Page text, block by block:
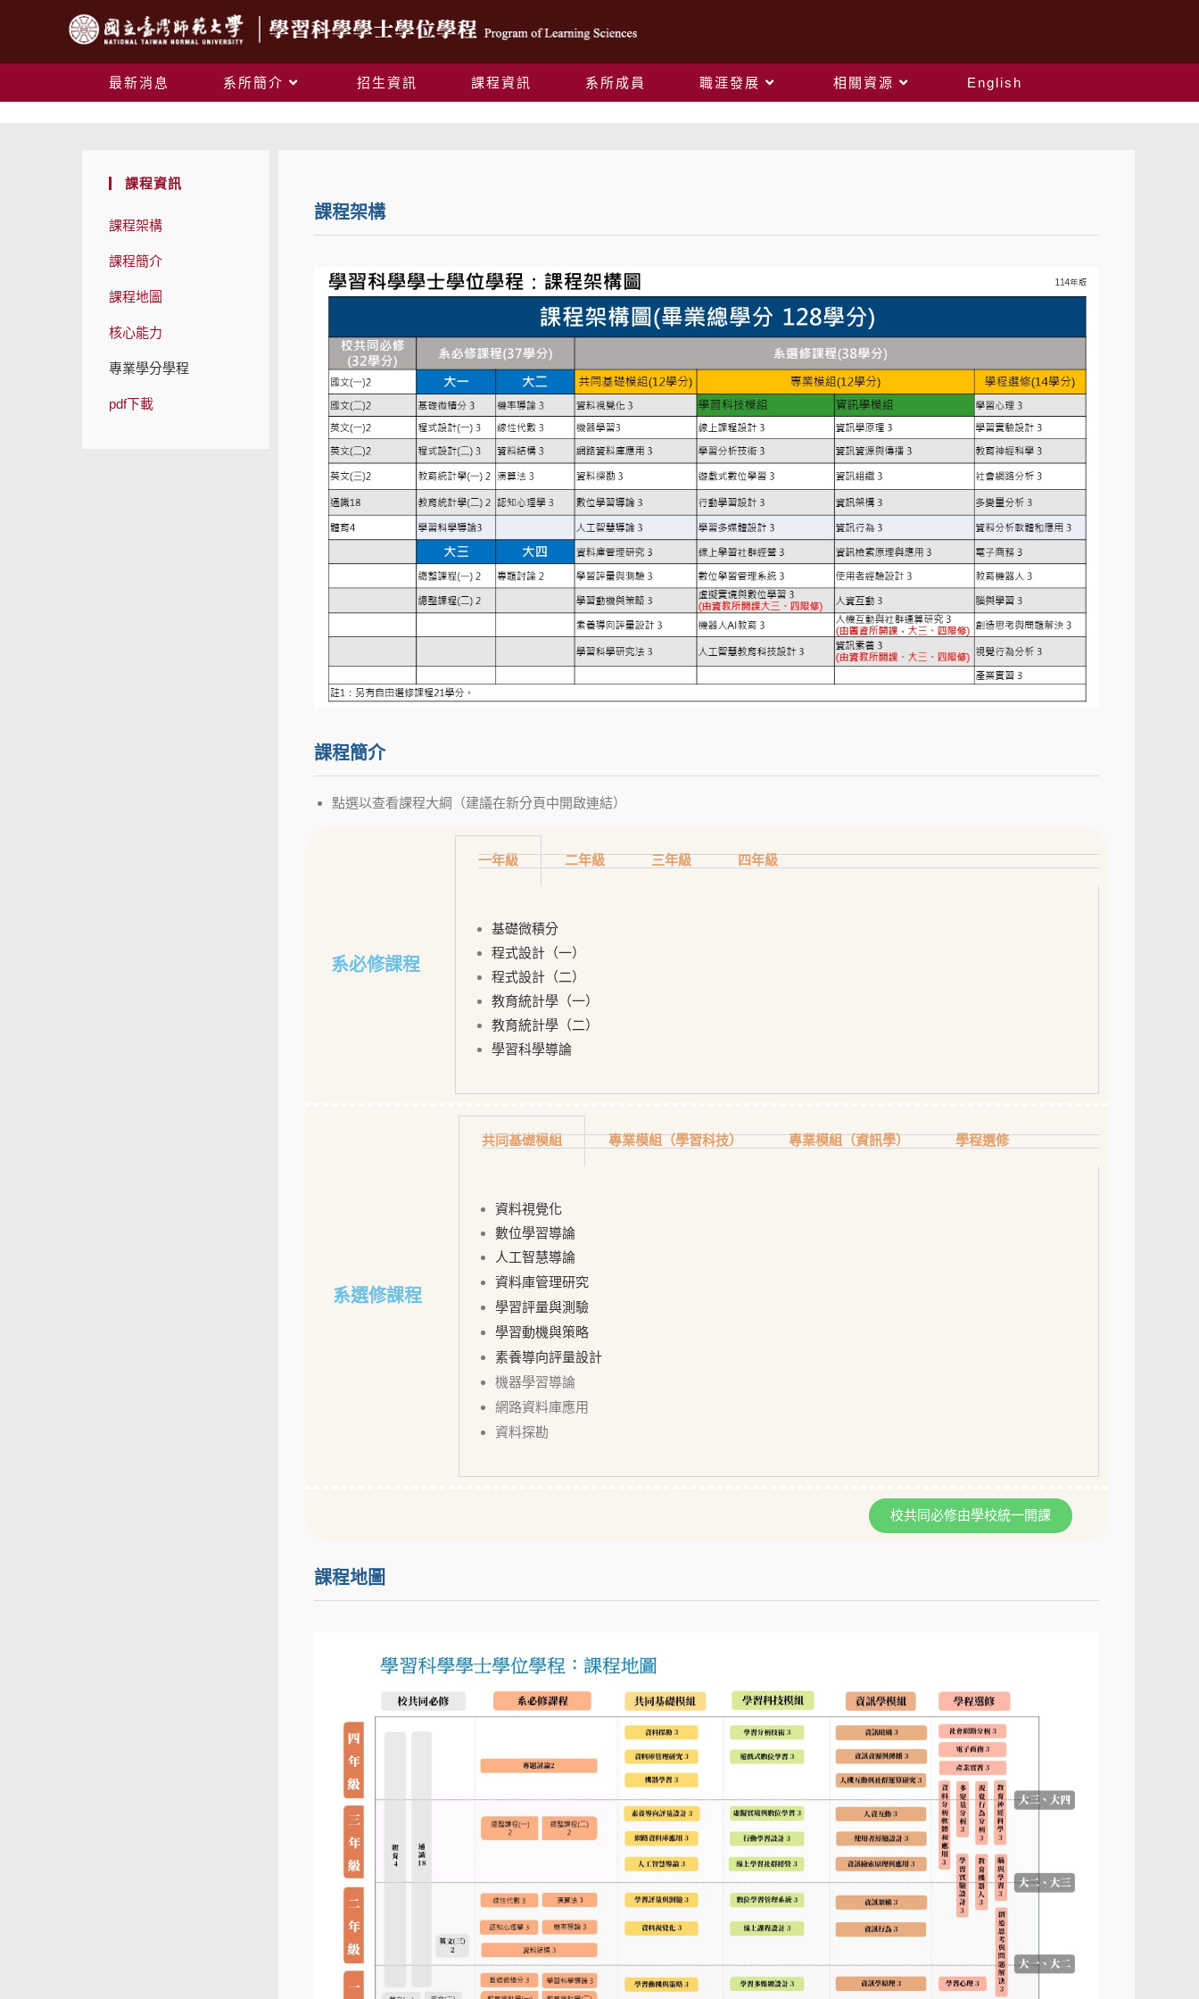
最新消息 系所簡介 招生資訊 課程資訊 系所成員 職涯發展 相關資源
English
課程資訊
課程架構
課程簡介
課程地圖
核心能力
專業學分學程
pdf下載
課程架構
課程簡介
點選以查看課程大綱（建議在新分頁中開啟連結）
系必修課程
一年級 二年級 三年級 四年級
基礎微積分
程式設計（一）
程式設計（二）
教育統計學（一）
教育統計學（二）
學習科學導論
系選修課程
共同基礎模組 專業模組（學習科技） 專業模組（資訊學） 學程選修
資料視覺化
數位學習導論
人工智慧導論
資料庫管理研究
學習評量與測驗
學習動機與策略
素養導向評量設計
機器學習導論
網路資料庫應用
資料探勘
校共同必修由學校統一開課
課程地圖